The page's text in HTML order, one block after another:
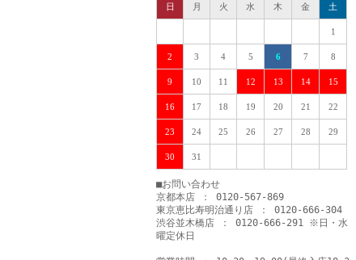
日 月 火 水 木 金 土
1
2 3 4 5 6 7 8
9 10 11 12 13 14 15
16 17 18 19 20 21 22
23 24 25 26 27 28 29
30 31
■お問い合わせ
京都本店 ： 0120-567-869
東京恵比寿明治通り店 ： 0120-666-304
渋谷並木橋店 ： 0120-666-291 ※日・水
曜定休日